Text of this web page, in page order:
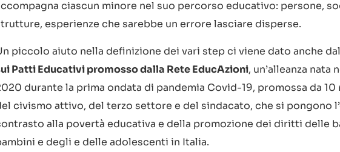
ciascun minore nel suo percorso educativo: persone,
esperienze che sarebbe un errore lasciare disperse.
piccolo aiuto nella definizione dei vari step ci viene dato anche dal
Patti Educativi promosso dalla Rete EducAzioni, un’alleanza nata
durante la prima ondata di pandemia Covid-19, promossa da 10
civismo attivo, del terzo settore e del sindacato, che si pongono
alla povertà educativa e della promozione dei diritti delle
e degli e delle adolescenti in Italia.